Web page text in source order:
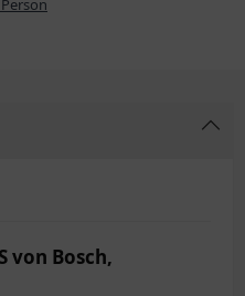
von Bosch,